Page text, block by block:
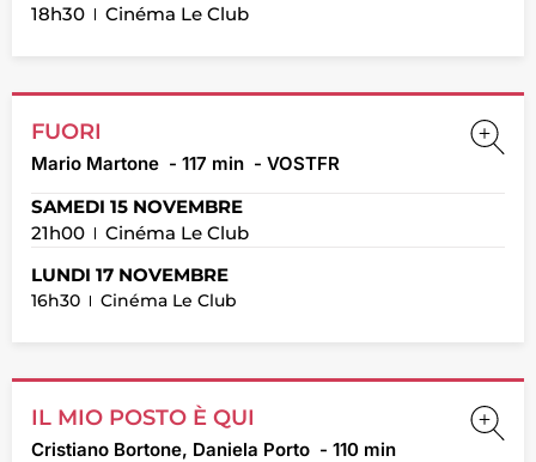
18h30
Cinéma Le Club
SAMEDI 15 NOVEMBRE
21h00
Cinéma Le Club
LUNDI 17 NOVEMBRE
16h30 Cinéma Le Club
FUORI
Mario Martone - 117 min - VOSTFR
IL MIO POSTO È QUI
Cristiano Bortone, Daniela Porto - 110 min